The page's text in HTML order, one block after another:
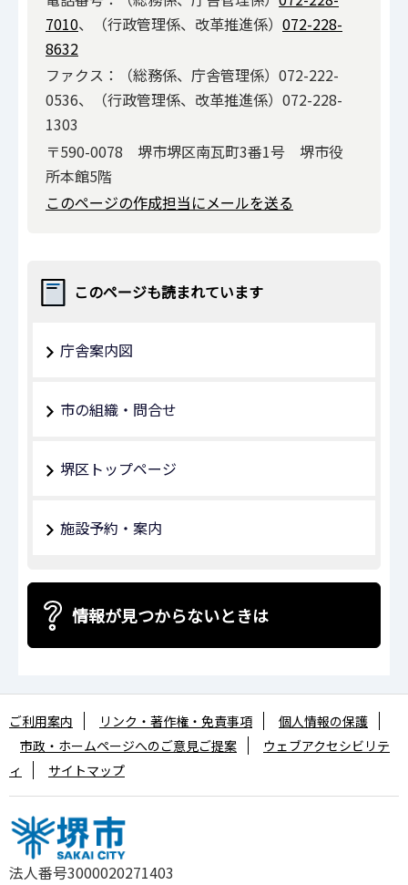
7010、（行政管理係、改革推進係） 072-228-
8632
ファクス：（総務係、庁舎管理係）072-222-
0536、（行政管理係、改革推進係）072-228-
1303
〒590-0078 堺市堺区南瓦町3番1号 堺市役
所本館5階
このページの作成担当にメールを送る
このページも読まれています
庁舎案内図
市の組織・問合せ
堺区トップページ
施設予約・案内
情報が見つからないときは
法人番号3000020271403
ご利用案内 リンク・著作権・免責事項
個人情報の保護
市政・ホームページへのご意見ご提案
ウェブアクセシビリテ
ィ
サイトマップ